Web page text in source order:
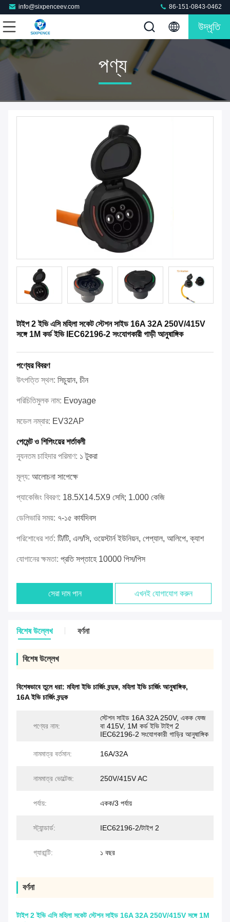
info@sixpenceev.com 86-151-0843-0462
উদ্ধৃতি
পণ্য
টাইপ 2 ইভি এসি মহিলা সকেট স্টেশন সাইড 16A 32A 250V/415V
সঙ্গে 1M কর্ড ইভি IEC62196-2 সংযোগকারী গাড়ী আনুষাঙ্গিক
পণ্যের বিবরণ
উৎপত্তি স্থল: সিচুয়ান, চীন
পরিচিতিমুলক নাম: Evoyage
মডেল নম্বার: EV32AP
পেমেন্ট ও শিপিংয়ের শর্তাবলী
ন্যূনতম চাহিদার পরিমাণ: ১ টুকরা
মূল্য: আলোচনা সাপেক্ষে
প্যাকেজিং বিবরণ: 18.5X14.5X9 সেমি; 1.000 কেজি
ডেলিভারি সময়: ৭-১৫ কার্যদিবস
পরিশোধের শর্ত: টি/টি, এল/সি, ওয়েস্টার্ন ইউনিয়ন, পেপ্যাল, আলিপে, ক্যাশ
যোগানের ক্ষমতা: প্রতি সপ্তাহে 10000 পিস/পিস
সেরা দাম পান এখনই যোগাযোগ করুন
বিশেষ উল্লেখ বর্ণনা
বিশেষ উল্লেখ
বিশেষভাবে তুলে ধরা: মহিলা ইভি চার্জিং বন্দুক, মহিলা ইভি চার্জিং আনুষাঙ্গিক,
16A ইভি চার্জিং বন্দুক
পণ্যের নাম:
স্টেশন সাইড 16A 32A 250V, একক ফেজ
বা 415V, 1M কর্ড ইভি টাইপ 2
IEC62196-2 সংযোগকারী গাড়ির আনুষাঙ্গিক
নামমাত্র বর্তমান: 16A/32A
নামমাত্র ভোল্টেজ: 250V/415V AC
পর্যায়: একক/3 পর্যায়
স্ট্যান্ডার্ড: IEC62196-2/টাইপ 2
গ্যারান্টি: ১ বছর
বর্ণনা
টাইপ 2 ইভি এসি মহিলা সকেট স্টেশন সাইড 16A 32A 250V/415V সঙ্গে 1M